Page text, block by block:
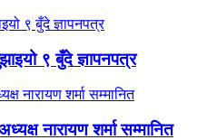
९ बुँदे ज्ञापनपत्र
नारायण शर्मा सम्मानित